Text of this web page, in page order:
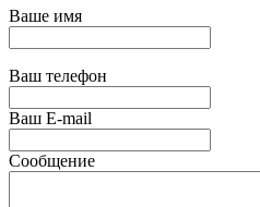
Ваше имя
Ваш телефон
Ваш E-mail
Сообщение